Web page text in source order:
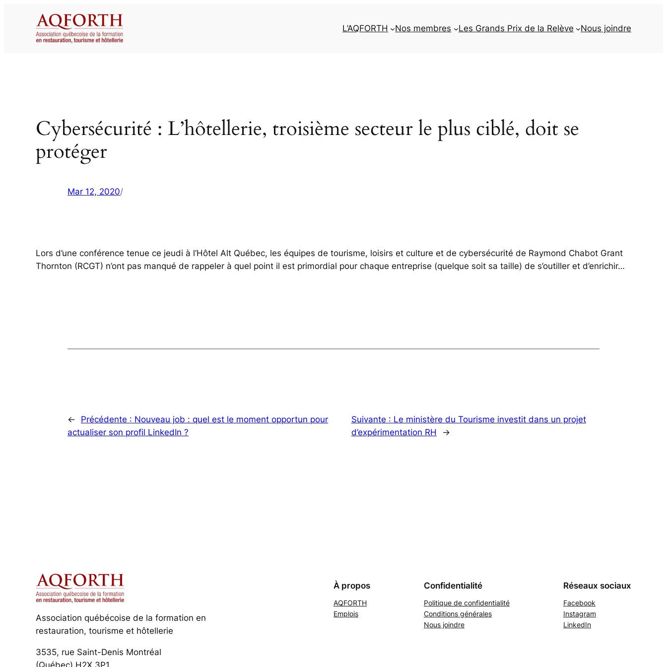
L’AQFORTH Nos membres Les Grands Prix de la Relève Nous joindre
Cybersécurité : L’hôtellerie, troisième secteur le plus ciblé, doit se
protéger
Mar 12, 2020/
Lors d’une conférence tenue ce jeudi à l’Hôtel Alt Québec, les équipes de tourisme, loisirs et culture et de cybersécurité de Raymond Chabot Grant
Thornton (RCGT) n’ont pas manqué de rappeler à quel point il est primordial pour chaque entreprise (quelque soit sa taille) de s’outiller et d’enrichir…
← Précédente : Nouveau job : quel est le moment opportun pour
actualiser son profil LinkedIn ?
Suivante : Le ministère du Tourisme investit dans un projet
d’expérimentation RH
→
Association québécoise de la formation en
restauration, tourisme et hôtellerie
3535, rue Saint-Denis Montréal
(Québec) H2X 3P1
À propos
AQFORTH
Emplois
Confidentialité
Politique de confidentialité
Conditions générales
Nous joindre
Réseaux sociaux
Facebook
Instagram
LinkedIn